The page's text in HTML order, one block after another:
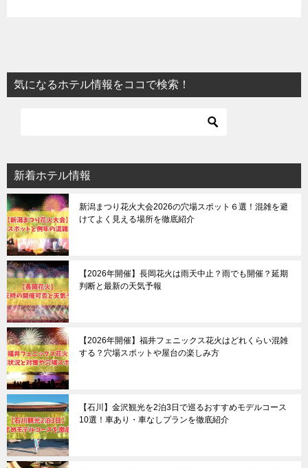
気になるホテル情報をココで検索！
新着ホテル情報
新潟まつり花火大会2026の穴場スポット６選！混雑を避
けてよく見える場所を徹底紹介
【2026年開催】長岡花火は雨天中止？雨でも開催？延期
判断と最新の天気予報
【2026年開催】福井フェニックス花火はどれくらい混雑
する？穴場スポットや屋台の楽しみ方
【石川】金沢観光を2泊3日で巡るおすすめモデルコース
10選！車あり・車なしプランを徹底紹介